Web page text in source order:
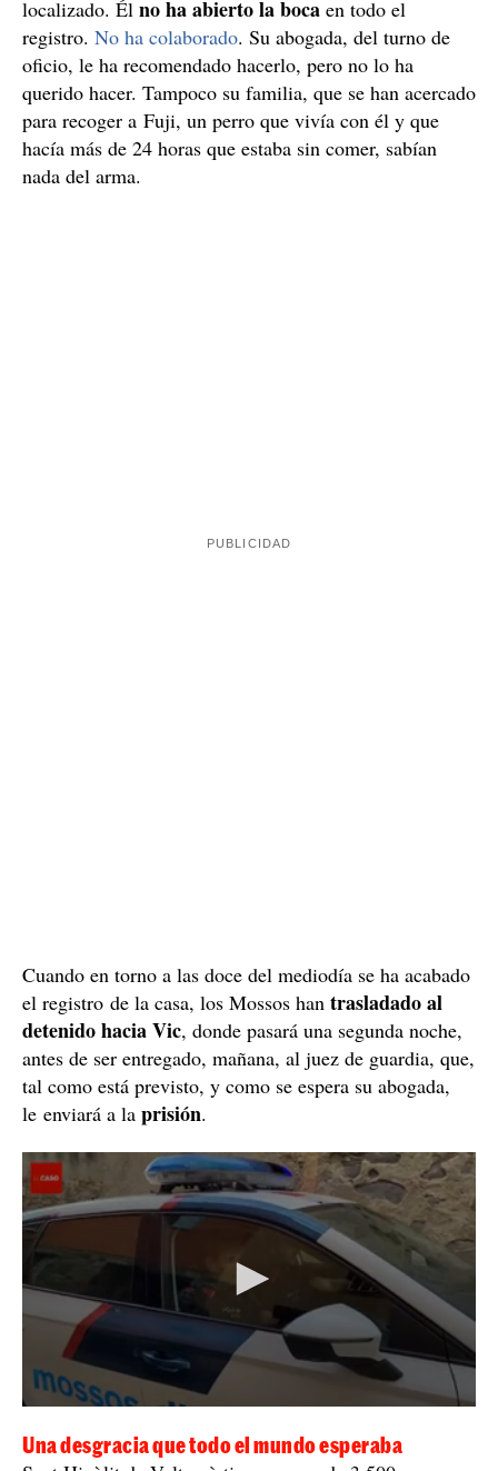
localizado. Él no ha abierto la boca en todo el
registro. No ha colaborado. Su abogada, del turno de
oficio, le ha recomendado hacerlo, pero no lo ha
querido hacer. Tampoco su familia, que se han acercado
para recoger a Fuji, un perro que vivía con él y que
hacía más de 24 horas que estaba sin comer, sabían
nada del arma.
Cuando en torno a las doce del mediodía se ha acabado
el registro de la casa, los Mossos han trasladado al
detenido hacia Vic, donde pasará una segunda noche,
antes de ser entregado, mañana, al juez de guardia, que,
tal como está previsto, y como se espera su abogada,
le enviará a la prisión.
Una desgracia que todo el mundo esperaba